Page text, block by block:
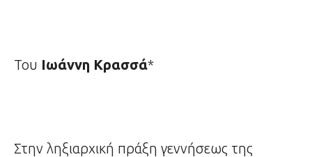
Του Ιωάννη Κρασσά*
Στην ληξιαρχική πράξη γεννήσεως της